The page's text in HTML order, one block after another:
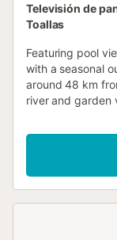
Televisión de
Toallas
Featuring pool
with a seasonal
around 48 km
river and garden